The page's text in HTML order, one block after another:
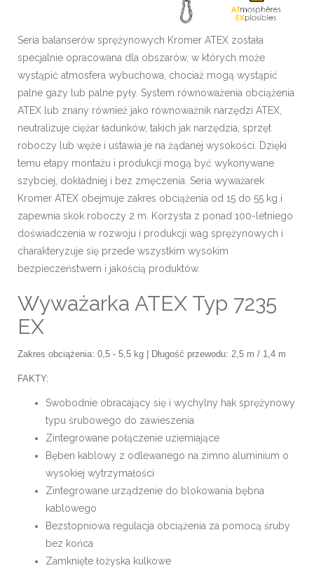
Seria balanserów sprężynowych Kromer ATEX została
specjalnie opracowana dla obszarów, w których może
wystąpić atmosfera wybuchowa, chociaż mogą wystąpić
palne gazy lub palne pyły. System równoważenia obciążenia
ATEX lub znany również jako równoważnik narzędzi ATEX,
neutralizuje ciężar ładunków, takich jak narzędzia, sprzęt
roboczy lub węże i ustawia je na żądanej wysokości. Dzięki
temu etapy montażu i produkcji mogą być wykonywane
szybciej, dokładniej i bez zmęczenia. Seria wyważarek
Kromer ATEX obejmuje zakres obciążenia od 15 do 55 kg i
zapewnia skok roboczy 2 m. Korzysta z ponad 100-letniego
doświadczenia w rozwoju i produkcji wag sprężynowych i
charakteryzuje się przede wszystkim wysokim
bezpieczeństwem i jakością produktów.
Wyważarka ATEX Typ 7235
EX
Zakres obciążenia: 0,5 - 5,5 kg | Długość przewodu: 2,5 m / 1,4 m
FAKTY:
Swobodnie obracający się i wychylny hak sprężynowy
typu śrubowego do zawieszenia
Zintegrowane połączenie uziemiające
Bęben kablowy z odlewanego na zimno aluminium o
wysokiej wytrzymałości
Zintegrowane urządzenie do blokowania bębna
kablowego
Bezstopniowa regulacja obciążenia za pomocą śruby
bez końca
Zamknięte łożyska kulkowe